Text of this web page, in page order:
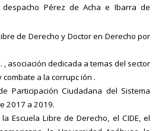
Pérez de Acha e Ibarra de
de Derecho y Doctor en Derecho por
, asociación dedicada a temas del sector
a la corrupc ión .
Participación Ciudadana del Sistema
2017 a 2019.
Escuela Libre de Derecho, el CIDE, el